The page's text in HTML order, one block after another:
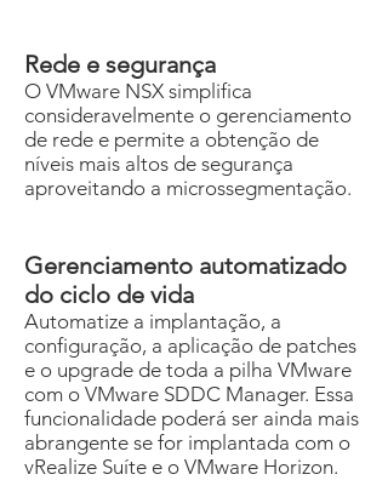
Rede e segurança
O VMware NSX simplifica
consideravelmente o gerenciamento
de rede e permite a obtenção de
níveis mais altos de segurança
aproveitando a microssegmentação.
Gerenciamento automatizado
do ciclo de vida
Automatize a implantação, a
configuração, a aplicação de patches
e o upgrade de toda a pilha VMware
com o VMware SDDC Manager. Essa
funcionalidade poderá ser ainda mais
abrangente se for implantada com o
vRealize Suíte e o VMware Horizon.